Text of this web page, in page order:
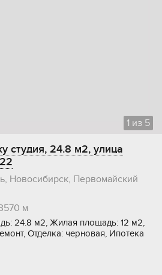
1 из 5
студия, 24.8 м2, улица
Новосибирск, Первомайский
м
24.8 м2, Жилая площадь: 12 м2,
Отделка: черновая, Ипотека